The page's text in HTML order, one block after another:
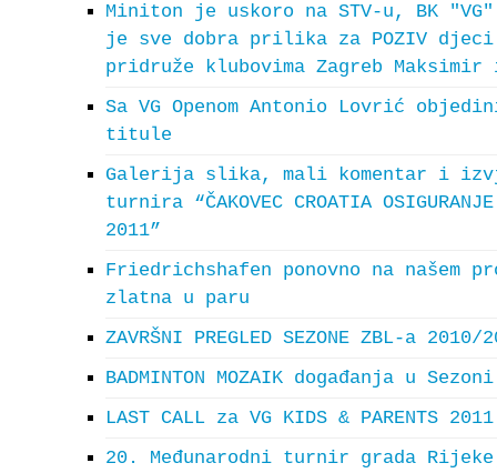
Miniton je uskoro na STV-u, BK
je sve dobra prilika za POZIV
pridruže klubovima Zagreb Maksimir
Sa VG Openom Antonio Lovrić
titule
Galerija slika, mali komentar i
turnira “ČAKOVEC CROATIA OSIGURANJE
2011”
Friedrichshafen ponovno na našem
zlatna u paru
ZAVRŠNI PREGLED SEZONE ZBL-a 2010/
BADMINTON MOZAIK događanja u
LAST CALL za VG KIDS & PARENTS 2011
20. Međunarodni turnir grada